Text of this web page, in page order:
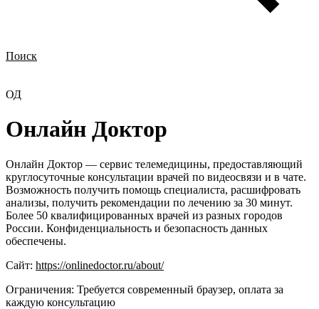
Поиск
ОД
Онлайн Доктор
Онлайн Доктор — сервис телемедицины, предоставляющий
круглосуточные консультации врачей по видеосвязи и в чате.
Возможность получить помощь специалиста, расшифровать
анализы, получить рекомендации по лечению за 30 минут.
Более 50 квалифицированных врачей из разных городов
России. Конфиденциальность и безопасность данных
обеспечены.
Сайт: https://onlinedoctor.ru/about/
Ограничения: Требуется современный браузер, оплата за
каждую консультацию